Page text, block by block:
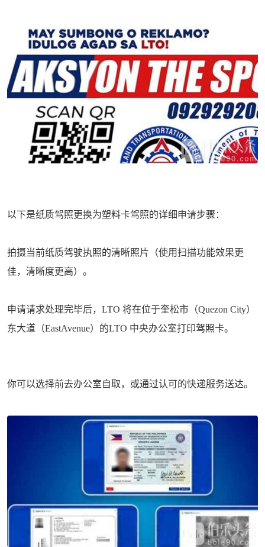
以下是纸质驾照更换为塑料卡驾照的详细申请步骤：
拍摄当前纸质驾驶执照的清晰照片（使用扫描功能效果更
佳，清晰度更高）。
申请请求处理完毕后，LTO 将在位于奎松市（Quezon City）
东大道（EastAvenue）的LTO 中央办公室打印驾照卡。
你可以选择前去办公室自取，或通过认可的快递服务送达。